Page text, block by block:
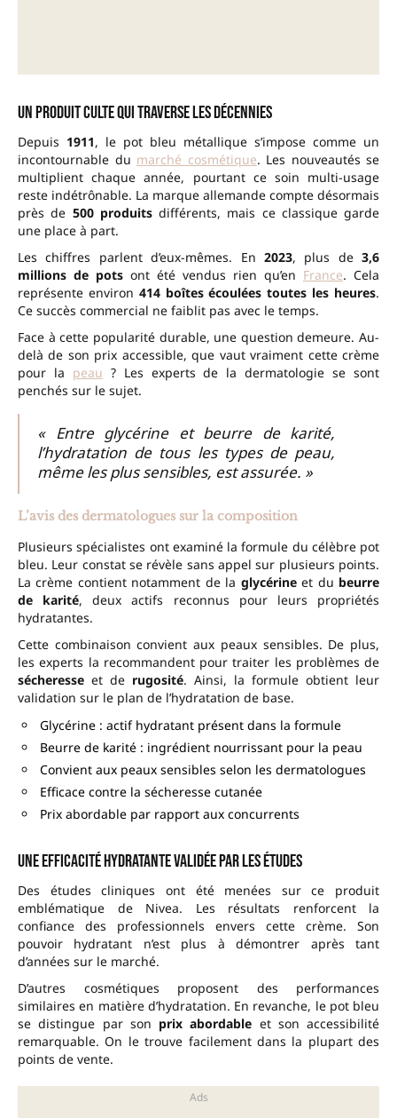
Un produit culte qui traverse les décennies
Depuis 1911, le pot bleu métallique s’impose comme un
incontournable du marché cosmétique. Les nouveautés se
multiplient chaque année, pourtant ce soin multi-usage
reste indétrônable. La marque allemande compte désormais
près de 500 produitsdifférents, mais ce classique garde
une place à part.
Les chiffres parlent d’eux-mêmes. En 2023, plus de 3,6
millions de pots ont été vendus rien qu’en France. Cela
représente environ 414 boîtes écoulées toutes les heures.
Ce succès commercial ne faiblit pas avec le temps.
Face à cette popularité durable, une question demeure. Au-
delà de son prix accessible, que vaut vraiment cette crème
pour la peau ? Les experts de la dermatologie se sont
penchés sur le sujet.
« Entre glycérine et beurre de karité,
l’hydratation de tous les types de peau,
même les plus sensibles, est assurée. »
L’avis des dermatologues sur la composition
Plusieurs spécialistes ont examiné la formule du célèbre pot
bleu. Leur constat se révèle sans appel sur plusieurs points.
La crème contient notamment de la glycérineet du beurre
de karité, deux actifs reconnus pour leurs propriétés
hydratantes.
Cette combinaison convient aux peaux sensibles. De plus,
les experts la recommandent pour traiter les problèmes de
sécheresse et de rugosité. Ainsi, la formule obtient leur
validation sur le plan de l’hydratation de base.
Glycérine : actif hydratant présent dans la formule
Beurre de karité : ingrédient nourrissant pour la peau
Convient aux peaux sensibles selon les dermatologues
Efficace contre la sécheresse cutanée
Prix abordable par rapport aux concurrents
Une efficacité hydratante validée par les études
Des études cliniques ont été menées sur ce produit
emblématique de Nivea. Les résultats renforcent la
confiance des professionnels envers cette crème. Son
pouvoir hydratant n’est plus à démontrer après tant
d’années sur le marché.
D’autres cosmétiques proposent des performances
similaires en matière d’hydratation. En revanche, le pot bleu
se distingue par son prix abordable et son accessibilité
remarquable. On le trouve facilement dans la plupart des
points de vente.